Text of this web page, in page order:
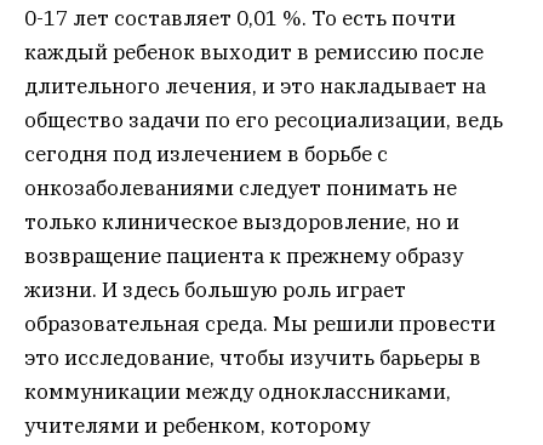
0-17 лет составляет 0,01 %. То есть почти
каждый ребенок выходит в ремиссию после
длительного лечения, и это накладывает на
общество задачи по его ресоциализации, ведь
сегодня под излечением в борьбе с
онкозаболеваниями следует понимать не
только клиническое выздоровление, но и
возвращение пациента к прежнему образу
жизни. И здесь большую роль играет
образовательная среда. Мы решили провести
это исследование, чтобы изучить барьеры в
коммуникации между одноклассниками,
учителями и ребенком, которому